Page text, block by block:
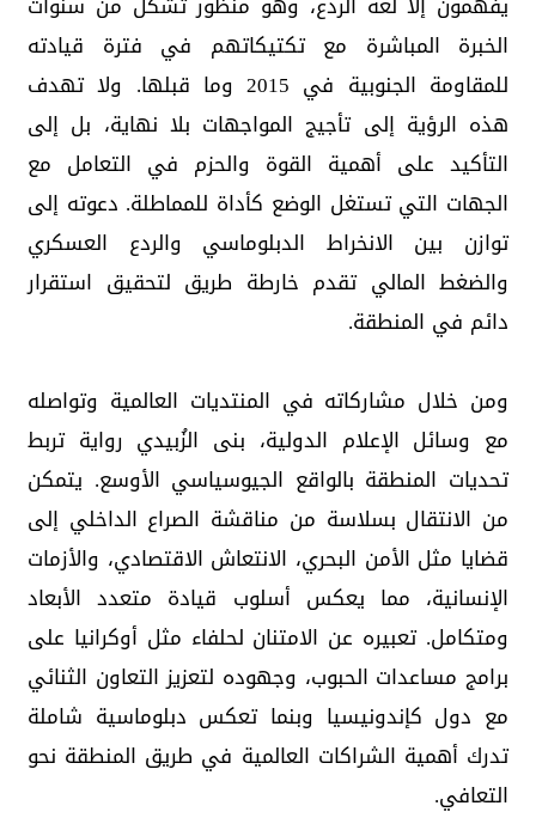
الخبرة المباشرة مع تكتيكاتهم في فترة قيادته
للمقاومة الجنوبية في 2015 وما قبلها. ولا تهدف
هذه الرؤية إلى تأجيج المواجهات بلا نهاية، بل إلى
التأكيد على أهمية القوة والحزم في التعامل مع
الجهات التي تستغل الوضع كأداة للمماطلة. دعوته إلى
توازن بين الانخراط الدبلوماسي والردع العسكري
والضغط المالي تقدم خارطة طريق لتحقيق استقرار
دائم في المنطقة.
ومن خلال مشاركاته في المنتديات العالمية وتواصله
مع وسائل الإعلام الدولية، بنى الزُبيدي رواية تربط
تحديات المنطقة بالواقع الجيوسياسي الأوسع. يتمكن
من الانتقال بسلاسة من مناقشة الصراع الداخلي إلى
قضايا مثل الأمن البحري، الانتعاش الاقتصادي، والأزمات
الإنسانية، مما يعكس أسلوب قيادة متعدد الأبعاد
ومتكامل. تعبيره عن الامتنان لحلفاء مثل أوكرانيا على
برامج مساعدات الحبوب، وجهوده لتعزيز التعاون الثنائي
مع دول كإندونيسيا وبنما تعكس دبلوماسية شاملة
تدرك أهمية الشراكات العالمية في طريق المنطقة نحو
التعافي.